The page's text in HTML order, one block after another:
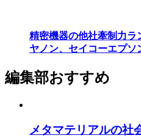
精密機器の他社牽制力
ヤノン、セイコーエプソ
編集部おすすめ
メタマテリアルの